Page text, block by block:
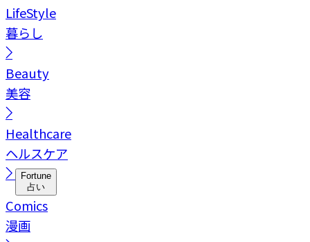
LifeStyle
暮らし
Beauty
美容
Healthcare
ヘルスケア
Fortune
占い
Comics
漫画